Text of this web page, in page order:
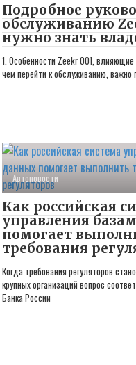
Подробное
обслуживанию
нужно знать
1. Особенности Zeekr 001,
чем перейти к обслуживанию, важно
Автоновости
Как российская
управления
помогает
требования
Когда требования регуляторов
крупных организаций вопрос
Банка России